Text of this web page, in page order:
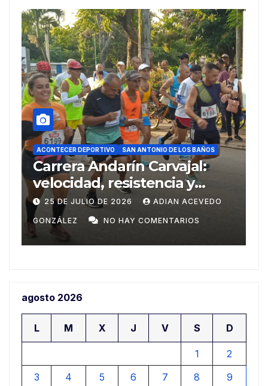
ACONTECER DEPORTIVO DEPORTES
REPORTAJES
SAN ANTONIO DE LOS BAÑOS
Del Ariguanabo a los
Centroamericanos de Santo
Domingo
20 DE JULIO DE 2026 ADIAN ACEVEDO
GONZÁLEZ NO HAY COMENTARIOS
agosto 2026
L M X J V S D
1
2
3
4 5 6 7 8
9